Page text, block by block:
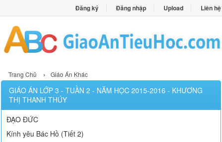
Đăng ký Đăng nhập Upload Liên hệ
Trang Chủ › Giáo Án Khác
GIÁO ÁN LỚP 3 - TUẦN 2 - NĂM HỌC 2015-2016 - KHƯƠNG
THỊ THANH THÚY
ĐẠO ĐỨC
Kính yêu Bác Hồ (Tiết 2)